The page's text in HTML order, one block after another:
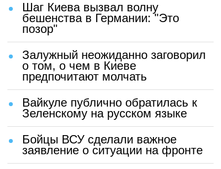
Шаг Киева вызвал волну
бешенства в Германии: "Это
позор"
Залужный неожиданно заговорил
о том, о чем в Киеве
предпочитают молчать
Вайкуле публично обратилась к
Зеленскому на русском языке
Бойцы ВСУ сделали важное
заявление о ситуации на фронте